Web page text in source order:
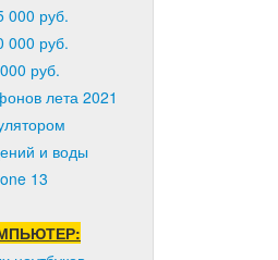
руб.
руб.
руб.
лета 2021
и воды
13